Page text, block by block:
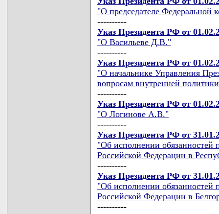
"О председателе Федеральной
----------
Указ Президента РФ от
"О Васильеве Д.В."
----------
Указ Президента РФ от
"О начальнике Управления
вопросам внутренней
----------
Указ Президента РФ от
"О Логинове А.В."
----------
Указ Президента РФ от
"Об исполнении обязанностей
Российской Федерации в
----------
Указ Президента РФ от
"Об исполнении обязанностей
Российской Федерации в
----------